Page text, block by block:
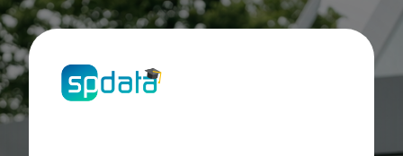
Zum Hauptinhalt